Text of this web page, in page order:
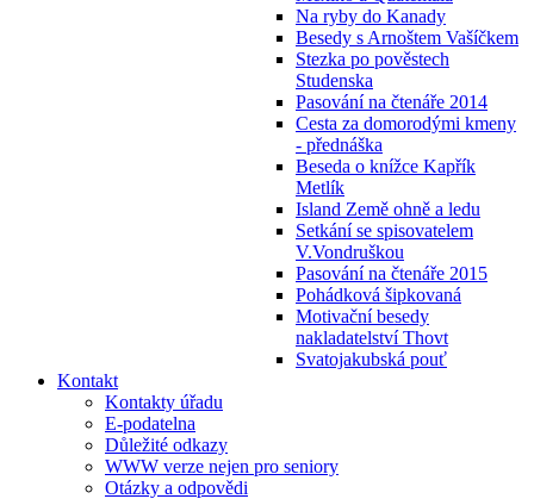
Na ryby do Kanady
Besedy s Arnoštem Vašíčkem
Stezka po pověstech
Studenska
Pasování na čtenáře 2014
Cesta za domorodými kmeny
- přednáška
Beseda o knížce Kapřík
Metlík
Island Země ohně a ledu
Setkání se spisovatelem
V.Vondruškou
Pasování na čtenáře 2015
Pohádková šipkovaná
Motivační besedy
nakladatelství Thovt
Svatojakubská pouť
Kontakt
Kontakty úřadu
E-podatelna
Důležité odkazy
WWW verze nejen pro seniory
Otázky a odpovědi